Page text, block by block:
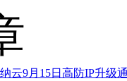
云9月15日高防IP升级